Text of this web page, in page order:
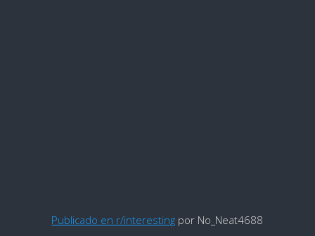
Publicado en r/interesting por No_Neat4688